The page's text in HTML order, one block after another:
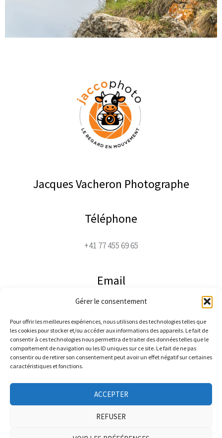
Gérer le consentement
Pour offrir les meilleures expériences, nous utilisons des technologies telles que
les cookies pour stocker et/ou accéder aux informations des appareils. Le fait de
consentir à ces technologies nous permettra de traiter des données telles que le
comportement de navigation ou les ID uniques sur ce site. Le fait de ne pas
consentir ou de retirer son consentement peut avoir un effet négatif sur certaines
caractéristiques et fonctions.
ACCEPTER
REFUSER
Jacques Vacheron Photographe
Téléphone
+41 77 455 69 65
Email
jacco@jaccophoto.ch
Suivez-moi